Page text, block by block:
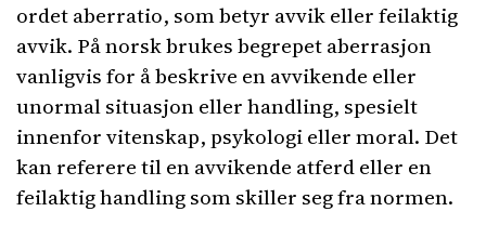
ordet aberratio, som betyr avvik eller feilaktig
avvik. På norsk brukes begrepet aberrasjon
vanligvis for å beskrive en avvikende eller
unormal situasjon eller handling, spesielt
innenfor vitenskap, psykologi eller moral. Det
kan referere til en avvikende atferd eller en
feilaktig handling som skiller seg fra normen.